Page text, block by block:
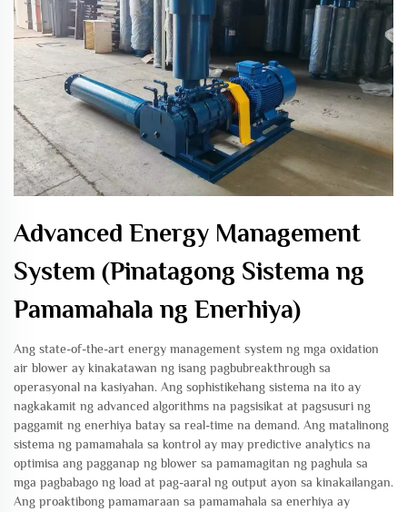
Advanced Energy Management
System (Pinatagong Sistema ng
Pamamahala ng Enerhiya)
Ang state-of-the-art energy management system ng mga oxidation
air blower ay kinakatawan ng isang pagbubreakthrough sa
operasyonal na kasiyahan. Ang sophistikehang sistema na ito ay
nagkakamit ng advanced algorithms na pagsisikat at pagsusuri ng
paggamit ng enerhiya batay sa real-time na demand. Ang matalinong
sistema ng pamamahala sa kontrol ay may predictive analytics na
optimisa ang pagganap ng blower sa pamamagitan ng paghula sa
mga pagbabago ng load at pag-aaral ng output ayon sa kinakailangan.
Ang proaktibong pamamaraan sa pamamahala sa enerhiya ay